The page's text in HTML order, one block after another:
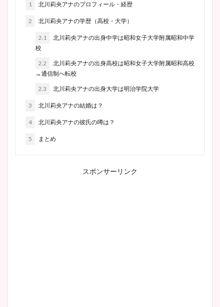
1 北川莉央アナのプロフィール・経歴
2 北川莉央アナの学歴（高校・大学）
2.1
北川莉央アナの出身中学は昭和女子大学附属昭和中学
校
2.2
北川莉央アナの出身高校は昭和女子大学附属昭和高校
→通信制へ転校
2.3 北川莉央アナの出身大学は明治学院大学
3 北川莉央アナの結婚は？
4 北川莉央アナの彼氏の噂は？
5 まとめ
スポンサーリンク